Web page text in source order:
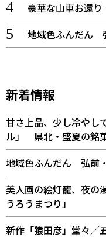
豪華な山車お還
地域色ふんだん
新着情報
甘さ上品、少し冷や
ル」 県北・盛夏の銘菓
地域色ふんだん 弘前
美人画の絵灯籠、夜
うろうまつり」
新作「猿田彦」堂々／